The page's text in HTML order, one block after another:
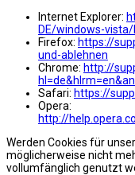
Internet Explorer:
DE/windows-
Firefox: https://
und-ablehnen
Chrome: http://
Safari: https://
Opera:
http://
Werden Cookies für
möglicherweise nicht
vollumfänglich genutzt